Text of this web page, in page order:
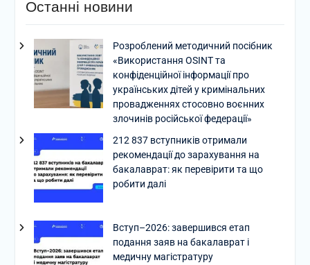
Останні новини
Розроблений методичний посібник
«Використання OSINT та
конфіденційної інформації про
українських дітей у кримінальних
провадженнях стосовно воєнних
злочинів російської федерації»
212 837 вступників отримали
рекомендації до зарахування на
бакалаврат: як перевірити та що
робити далі
Вступ–2026: завершився етап
подання заяв на бакалаврат і
медичну магістратуру